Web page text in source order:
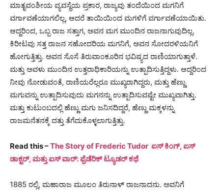
ಮಾತೃವಂಶೀಯ ವ್ಯವಸ್ಥೆಯ ಪ್ರಕಾರ, ರಾಜ್ಯವು ತಂದೆಯಿಂದ ಮಗನಿಗೆ
ವರ್ಗಾವಣೆಯಾಗಲಿಲ್ಲ, ಆದರೆ ತಾಯಿಯಿಂದ ಮಗಳಿಗೆ ವರ್ಗಾವಣೆಯಾಯಿತು.
ಆದ್ದರಿಂದ, ಒಬ್ಬ ರಾಜ ಸತ್ತಾಗ, ಅವನ ಮಗ ಮುಂದಿನ ರಾಜನಾಗುವುದಿಲ್ಲ.
ಕಿರೀಟವು ಸತ್ತ ರಾಜನ ಸಹೋದರಿಯ ಮಗನಿಗೆ, ಅವನ ಸೋದರಳಿಯನಿಗೆ
ಹೋಗುತ್ತಿತ್ತು. ಅವನ ಸೊಸೆ ತಿರುವಾಂಕೂರಿನ ಭವಿಷ್ಯದ ರಾಣಿಯಾಗುತ್ತಾಳೆ.
ಮತ್ತು ಅವಳು ಮುಂದಿನ ಉತ್ತರಾಧಿಕಾರಿಯನ್ನು ಉತ್ಪಾದಿಸುತ್ತಿದ್ದಳು. ಆದ್ದರಿಂದ
ನೀವು ನೋಡುವಂತೆ, ರಾಣಿಯರೆಲ್ಲರೂ ಮುಖ್ಯರಾಗಿದ್ದರು, ಮತ್ತು ಹೆಣ್ಣು
ಮಗುವನ್ನು ಉತ್ಪಾದಿಸುವುದು ಮಗನನ್ನು ಉತ್ಪಾದಿಸುವಷ್ಟೇ ಮುಖ್ಯವಾಗಿತ್ತು.
ಮತ್ತು ಕುಟುಂಬದಲ್ಲಿ ಹೆಣ್ಣು ಮಗು ಜನಿಸದಿದ್ದರೆ, ಹೆಣ್ಣು ಮಕ್ಕಳನ್ನು
ರಾಜಮನೆತನಕ್ಕೆ ದತ್ತು ತೆಗೆದುಕೊಳ್ಳಲಾಗುತ್ತಿತ್ತು.
Read this –The Story of Frederic Tudor ಐಸ್ ಕಿಂಗ್, ಐಸ್
ಡಾಕ್ಟರ್, ಮತ್ತು ಐಸ್ ವಾರ್: ಫ್ರೆಡೆರಿಕ್ ಟ್ಯೂಡರ್ ಕಥೆ
1885 ರಲ್ಲಿ, ಮಹಾರಾಜ ಮೂಲಂ ತಿರುನಾಳ್ ರಾಜನಾದನು. ಅವನಿಗೆ